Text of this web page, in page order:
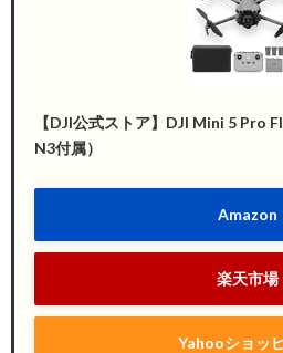
【DJI公式ストア】DJI Mini 5 Pro
N3付属）
Amazon
楽天市場
Yahooショッ